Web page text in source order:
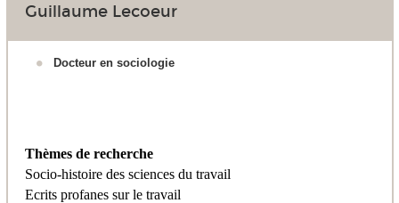
Guillaume Lecoeur
Docteur en sociologie
Thèmes de recherche
Socio-histoire des sciences du travail
Ecrits profanes sur le travail